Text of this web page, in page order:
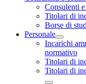
Consulenti
Titolari di
Borse di
Personale
Incarichi
normativo
Titolari di
Titolari di